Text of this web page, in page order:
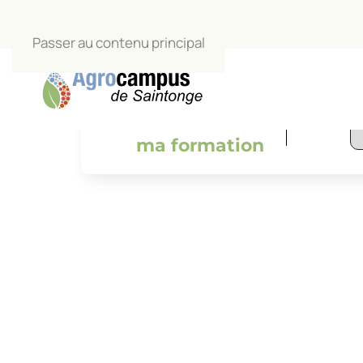
Passer au contenu principal
salle de
ma formation